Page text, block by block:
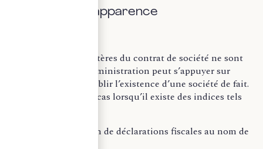
B. La notion d’apparence
Même si les trois critères du contrat de société ne sont
pas tous réunis, l’administration peut s’appuyer sur
l’apparence pour établir l’existence d’une société de fait.
C’est notamment le cas lorsqu’il existe des indices tels
La souscription de déclarations fiscales au nom de